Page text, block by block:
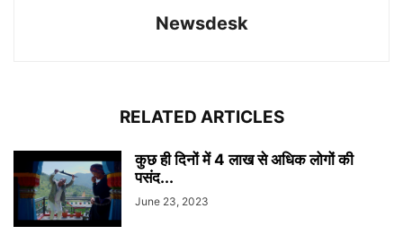
Newsdesk
RELATED ARTICLES
कुछ ही दिनों में 4 लाख से अधिक लोगों की
पसंद...
June 23, 2023